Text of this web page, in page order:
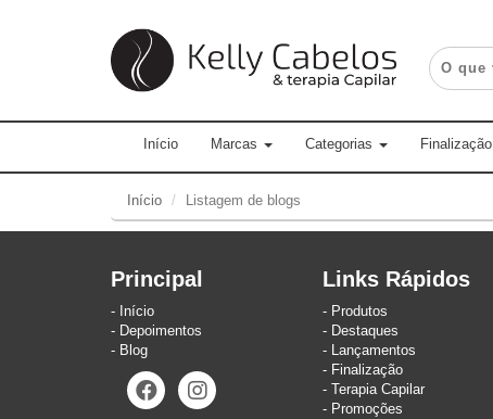
Início Marcas Categorias Finalização
Início Listagem de blogs
Principal
Início
Depoimentos
Blog
Links Rápidos
Produtos
Destaques
Lançamentos
Finalização
Terapia Capilar
Promoções